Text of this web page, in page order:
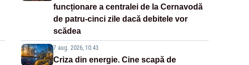
funcționare a centralei de la Cernavodă
de patru-cinci zile dacă debitele vor
scădea
7 aug. 2026, 10:43
Criza din energie. Cine scapă de